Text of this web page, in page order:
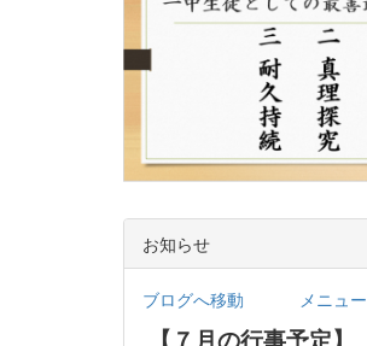
お知らせ
ブログへ移動 メニュー
【７月の行事予定】